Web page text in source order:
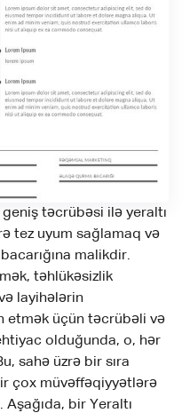
təcrübəsi ilə yeraltı
tez uyum sağlamaq və
malikdir.
təhlükəsizlik
layihələrin
etmək üçün təcrübəli və
olduğunda, o, hər
sahə üzrə bir sıra
çox müvəffəqiyyətlərə
bir Yeraltı